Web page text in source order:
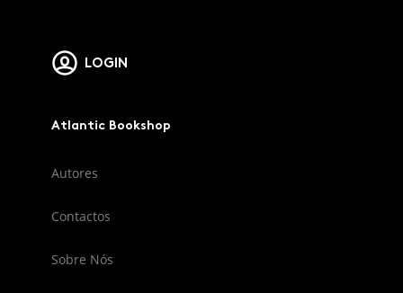
LOGIN
Atlantic Bookshop
Autores
Contactos
Sobre Nós